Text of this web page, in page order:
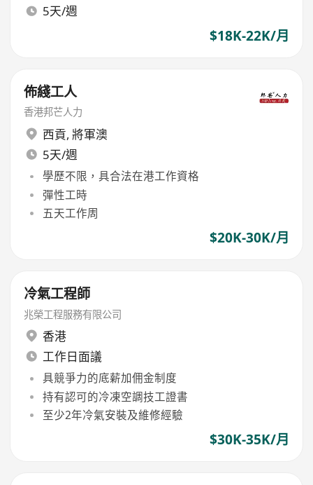
5天/週
$18K-22K/月
佈綫工人
香港邦芒人力
西貢, 將軍澳
5天/週
學歷不限，具合法在港工作資格
彈性工時
五天工作周
$20K-30K/月
冷氣工程師
兆榮工程服務有限公司
香港
工作日面議
具競爭力的底薪加佣金制度
持有認可的冷凍空調技工證書
至少2年冷氣安裝及維修經驗
$30K-35K/月